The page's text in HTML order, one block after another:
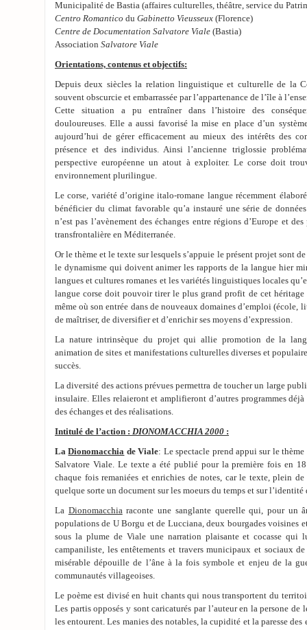
Municipalité de Bastia (affaires culturelles, théâtre, service du
Centro Romantico du Gabinetto Vieusseux (Florence)
Centre de Documentation Salvatore Viale (Bastia)
Association Salvatore Viale
Orientations, contenus et objectifs:
Depuis deux siècles la relation linguistique et culturelle de la
souvent obscurcie et embarrassée par l’appartenance de l’île à
Cette situation a pu entraîner dans l’histoire des
douloureuses. Elle a aussi favorisé la mise en place d’un
aujourd’hui de gérer efficacement au mieux des intérêts des
présence et des individus. Ainsi l’ancienne triglossie
perspective européenne un atout à exploiter. Le corse doit
environnement plurilingue.
Le corse, variété d’origine italo-romane langue récemment
bénéficier du climat favorable qu’a instauré une série de
n’est pas l’avènement des échanges entre régions d’Europe et
transfrontalière en Méditerranée.
Or le thème et le texte sur lesquels s’appuie le présent projet sont
le dynamisme qui doivent animer les rapports de la langue hier
langues et cultures romanes et les variétés linguistiques locales
langue corse doit pouvoir tirer le plus grand profit de cet héritage
même où son entrée dans de nouveaux domaines d’emploi (école,
de maîtriser, de diversifier et d’enrichir ses moyens d’expression.
La nature intrinsèque du projet qui allie promotion de la
animation de sites et manifestations culturelles diverses et
succès.
La diversité des actions prévues permettra de toucher un large
insulaire. Elles relaieront et amplifieront d’autres programmes
des échanges et des réalisations.
Intitulé de l’action : DIONOMACCHIA 2000 :
LaDionomacchia de Viale: Le spectacle prend appui sur le
Salvatore Viale. Le texte a été publié pour la première fois en
chaque fois remaniées et enrichies de notes, car le texte, plein
quelque sorte un document sur les moeurs du temps et sur l’identité
La Dionomacchiaraconte une sanglante querelle qui, pour un
populations de U Borgu et de Lucciana, deux bourgades voisines
sous la plume de Viale une narration plaisante et cocasse qui
campaniliste, les entêtements et travers municipaux et sociaux
misérable dépouille de l’âne à la fois symbole et enjeu de la
communautés villageoises.
Le poème est divisé en huit chants qui nous transportent du
Les partis opposés y sont caricaturés par l’auteur en la persone de
les entourent. Les manies des notables, la cupidité et la paresse des